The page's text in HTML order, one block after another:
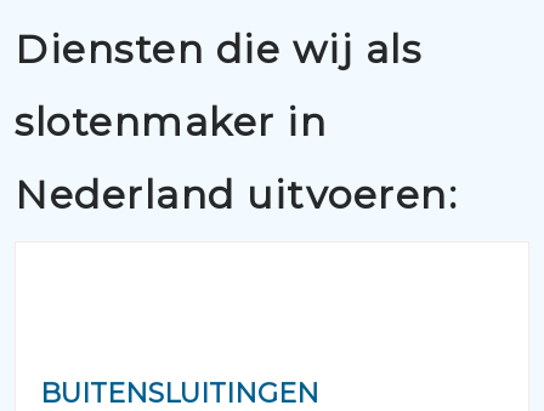
Diensten die wij als
slotenmaker in
Nederland uitvoeren:
BUITENSLUITINGEN